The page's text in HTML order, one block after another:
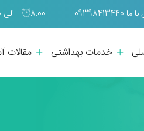
8:00 الی 20:00
خدمات بهداشتی مقالات